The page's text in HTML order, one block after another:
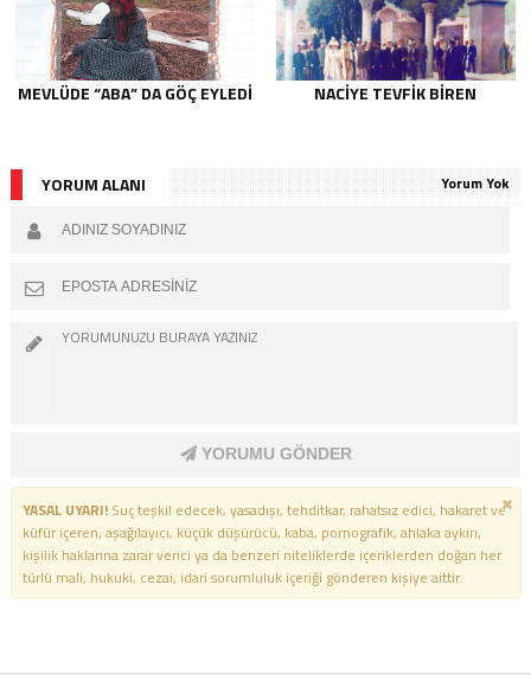
MEVLÜDE “ABA” DA GÖÇ EYLEDI NACIYE TEVFIK BIREN
YORUM ALANI Yorum Yok
YORUMU GÖNDER
YASAL UYARI!Suç teşkil edecek, yasadışı, tehditkar, rahatsız edici, hakaret ve
küfür içeren, aşağılayıcı, küçük düşürücü, kaba, pornografik, ahlaka aykırı,
kişilik haklarına zarar verici ya da benzeri niteliklerde içeriklerden doğan her
türlü mali, hukuki, cezai, idari sorumluluk içeriği gönderen kişiye aittir.